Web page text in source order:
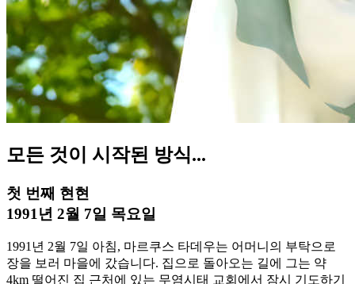
모든 것이 시작된 방식...
첫 번째 현현
1991년 2월 7일 목요일
1991년 2월 7일 아침, 마르쿠스 타데우는 어머니의 부탁으로
장을 보러 마을에 갔습니다. 집으로 돌아오는 길에 그는 약
4km 떨어진 집 근처에 있는 무염시태 교회에서 잠시 기도하기